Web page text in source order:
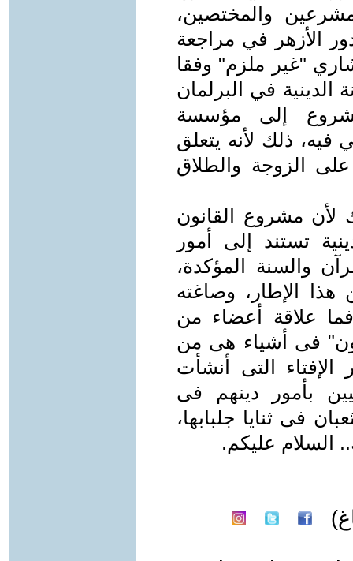
والمختصين،
الأزهر في مراجعة
"غير ملزم" وفقا
الدينية في البرلمان
إلى مؤسسة
فيه، ذلك لأنه يتعلق
الزوجة والطلاق
لأن مشروع القانون
تستند إلى أمور
والسنة المؤكدة،
الإطار، وصاغته
علاقة أعضاء من
فى أشياء هى من
الإفتاء التى أنشأت
بأمور دينهم فى
فى ثنايا جلبابها،
السلام عليكم.